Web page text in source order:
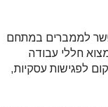
נורדאו 13, אשדוד ומאפשר לממברים במתחם
חללי עבודה
לפגישות עסקיות,